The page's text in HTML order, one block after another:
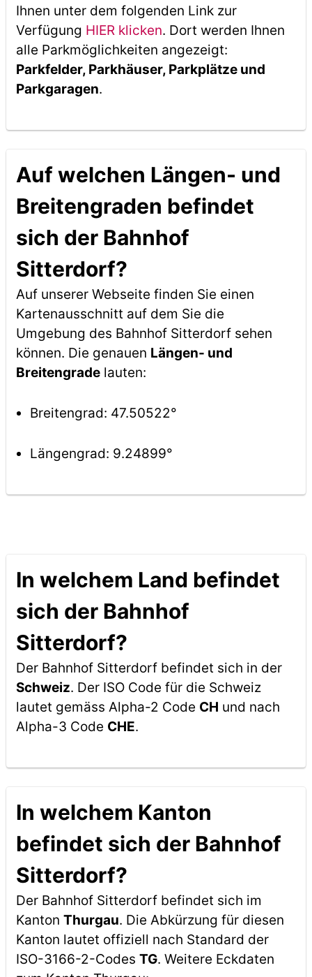
Ihnen unter dem folgenden Link zur
Verfügung HIER klicken. Dort werden Ihnen
alle Parkmöglichkeiten angezeigt:
Parkfelder, Parkhäuser, Parkplätze und
Parkgaragen.
Auf welchen Längen- und
Breitengraden befindet
sich der Bahnhof
Sitterdorf?
Auf unserer Webseite finden Sie einen
Kartenausschnitt auf dem Sie die
Umgebung des Bahnhof Sitterdorf sehen
können. Die genauen Längen- und
Breitengradelauten:
Breitengrad: 47.50522°
Längengrad: 9.24899°
In welchem Land befindet
sich der Bahnhof
Sitterdorf?
Der Bahnhof Sitterdorf befindet sich in der
Schweiz. Der ISO Code für die Schweiz
lautet gemäss Alpha-2 Code CH und nach
Alpha-3 Code CHE.
In welchem Kanton
befindet sich der Bahnhof
Sitterdorf?
Der Bahnhof Sitterdorf befindet sich im
Kanton Thurgau. Die Abkürzung für diesen
Kanton lautet offiziell nach Standard der
ISO-3166-2-Codes TG. Weitere Eckdaten